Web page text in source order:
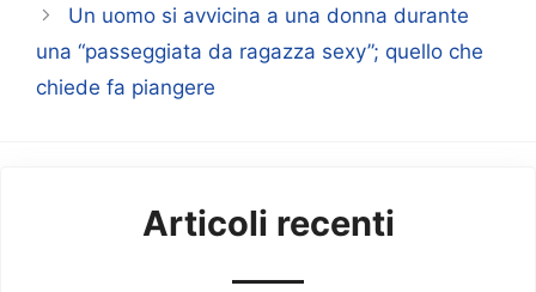
Un uomo si avvicina a una donna durante
una “passeggiata da ragazza sexy”; quello che
chiede fa piangere
Articoli recenti